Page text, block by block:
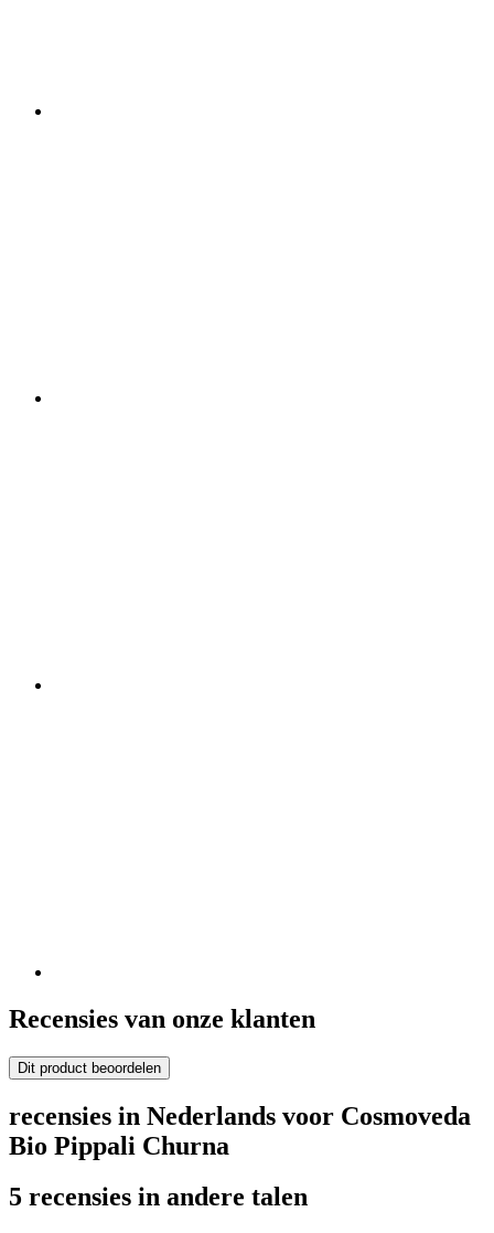
Recensies van onze klanten
Dit product beoordelen
recensies in Nederlands voor Cosmoveda
Bio Pippali Churna
5 recensies in andere talen